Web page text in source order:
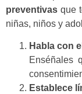
preventivas que
niñas, niños y
Habla con
Enséñales
Establece